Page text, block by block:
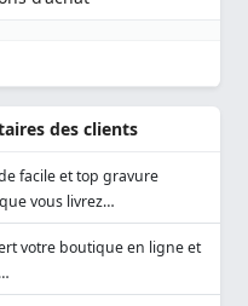
des clients
facile et top gravure
vous livrez…
votre boutique en ligne et